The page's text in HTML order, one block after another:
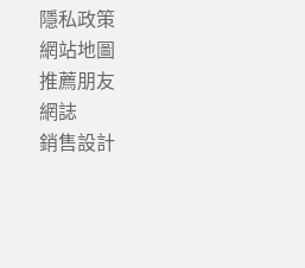
隱私政策
網站地圖
推薦朋友
網誌
銷售設計